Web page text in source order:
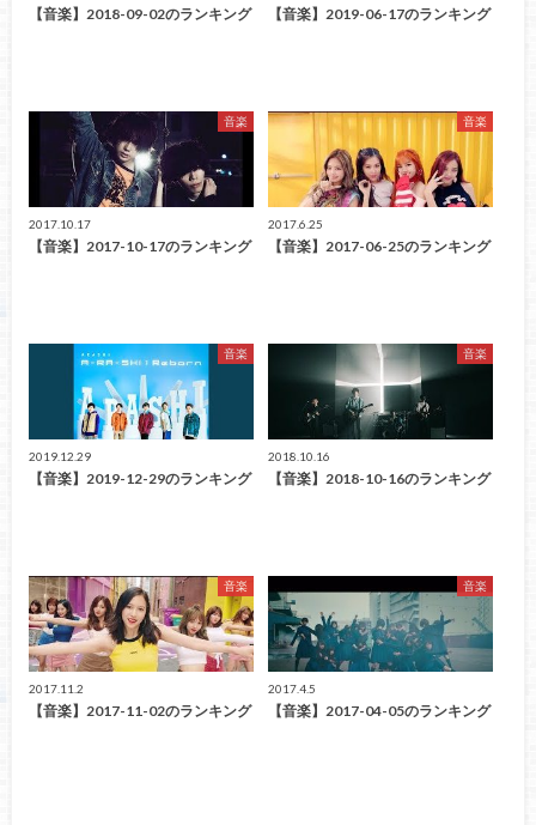
【音楽】2018-09-02のランキング 【音楽】2019-06-17のランキング
音楽
2017.10.17
【音楽】2017-10-17のランキング
音楽
2017.6.25
【音楽】2017-06-25のランキング
音楽
2019.12.29
【音楽】2019-12-29のランキング
音楽
2018.10.16
【音楽】2018-10-16のランキング
音楽
2017.11.2
【音楽】2017-11-02のランキング
音楽
2017.4.5
【音楽】2017-04-05のランキング